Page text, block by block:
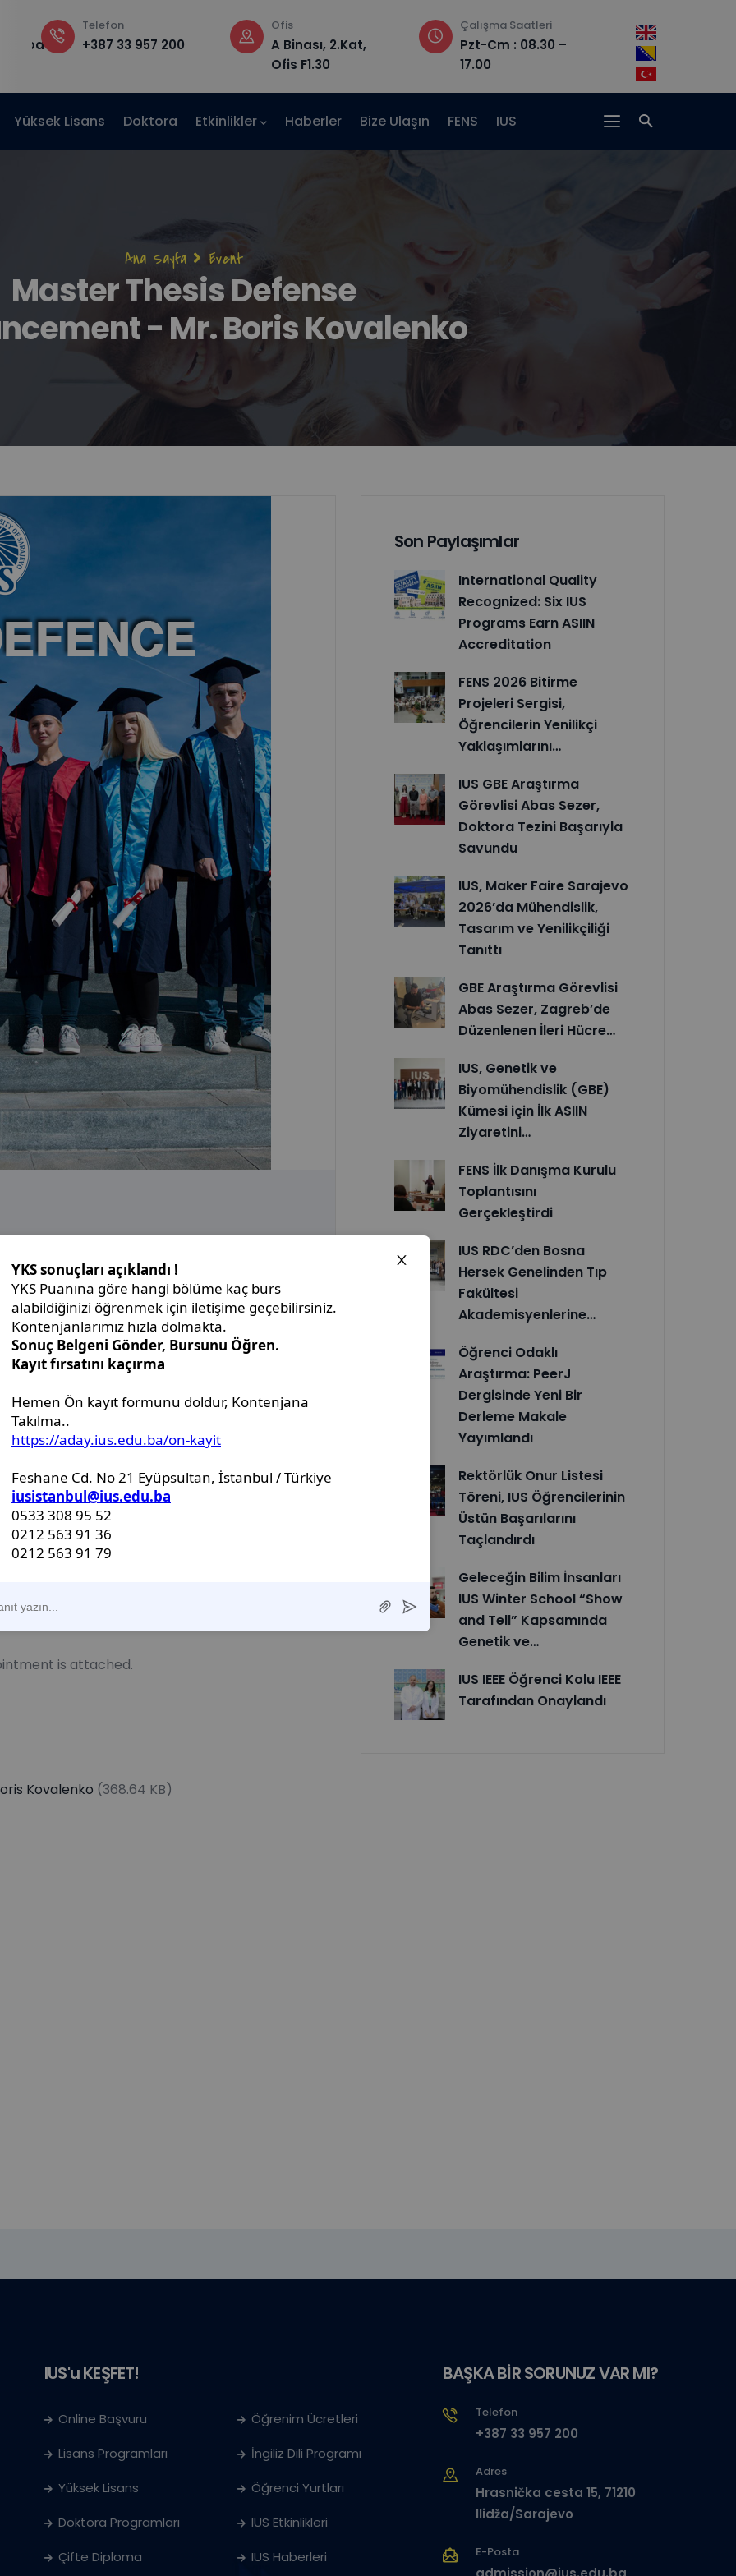
Telefon
+387 33 957 200
Ofis
A Binası, 2.Kat,
Ofis F1.30
Çalışma Saatleri
Pzt-Cm : 08.30 –
17.00
Adres
Hrasnička
15, 71210 Ilidža
Yüksek Lisans Doktora Etkinlikler Haberler Bize Ulaşın FENS IUS
Sayfa
yolu
Ana Sayfa Event
Master Thesis Defense
- Mr. Boris Kovalenko
Announcement -
Genetics and Bioengineering study program,
Solvents for Cancer Studies”.
defense below:
is attached.
Kovalenko (368.64 KB)
Son Paylaşımlar
International Quality
Recognized: Six IUS
Programs Earn ASIIN
Accreditation
FENS 2026 Bitirme
Projeleri Sergisi,
Öğrencilerin Yenilikçi
Yaklaşımlarını…
IUS GBE Araştırma
Görevlisi Abas Sezer,
Doktora Tezini Başarıyla
Savundu
IUS, Maker Faire Sarajevo
2026’da Mühendislik,
Tasarım ve Yenilikçiliği
Tanıttı
GBE Araştırma Görevlisi
Abas Sezer, Zagreb’de
Düzenlenen İleri Hücre…
IUS, Genetik ve
Biyomühendislik (GBE)
Kümesi için İlk ASIIN
Ziyaretini…
FENS İlk Danışma Kurulu
Toplantısını
Gerçekleştirdi
IUS RDC’den Bosna
Hersek Genelinden Tıp
Fakültesi
Akademisyenlerine…
Öğrenci Odaklı
Araştırma: PeerJ
Dergisinde Yeni Bir
Derleme Makale
Yayımlandı
Rektörlük Onur Listesi
Töreni, IUS Öğrencilerinin
Üstün Başarılarını
Taçlandırdı
Geleceğin Bilim İnsanları
IUS Winter School “Show
and Tell” Kapsamında
Genetik ve…
IUS IEEE Öğrenci Kolu IEEE
Tarafından Onaylandı
IUS'u KEŞFET!
Online Başvuru
Lisans Programları
Yüksek Lisans
Doktora Programları
Çifte Diploma
Öğrenim Ücretleri
İngiliz Dili Programı
Öğrenci Yurtları
IUS Etkinlikleri
IUS Haberleri
BAŞKA BİR SORUNUZ VAR MI?
Telefon
+387 33 957 200
Adres
Hrasnička cesta 15, 71210
Ilidža/Sarajevo
E-Posta